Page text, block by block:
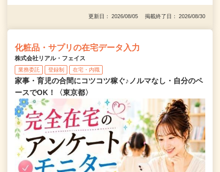
更新日： 2026/08/05 掲載終了日： 2026/08/30
化粧品・サプリの在宅データ入力
株式会社リアル・フェイス
業務委託 登録制 在宅・内職
家事・育児の合間にコツコツ稼ぐ♪ノルマなし・自分のペ
ースでOK！〈東京都〉